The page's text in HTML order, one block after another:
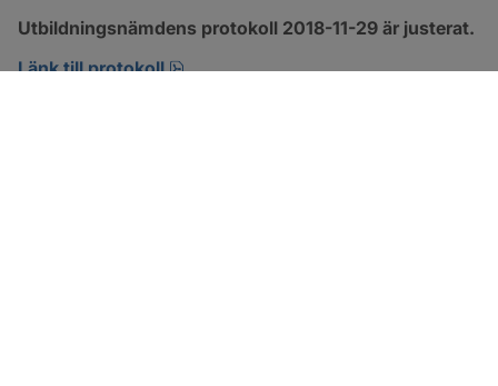
Utbildningsnämdens protokoll 2018-11-29 är justerat.
Länk till protokoll
pdf, 266.9 kB, öppnas i nytt fönster.